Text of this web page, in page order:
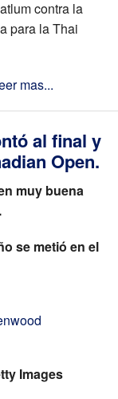
contra la
para la Thai
mas...
al final y
Open.
muy buena
se metió en el
Images